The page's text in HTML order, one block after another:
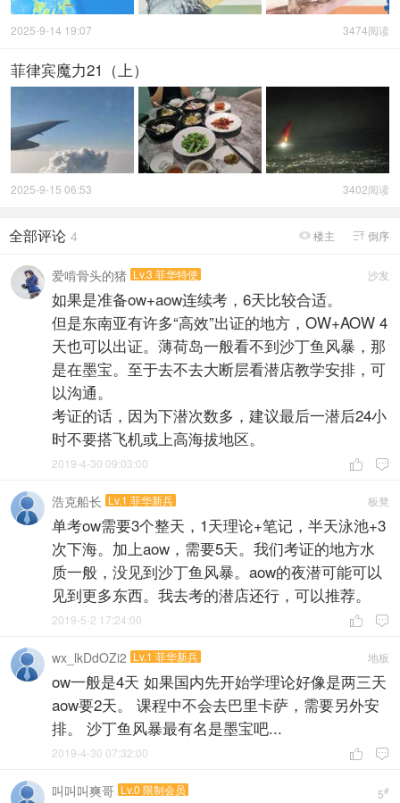
3474阅读
2025-9-14 19:07
菲律宾魔力21（上）
3402阅读
2025-9-15 06:53
 楼主  倒序
全部评论 4
沙发
爱啃骨头的猪 Lv.3 菲华特使
如果是准备ow+aow连续考，6天比较合适。
但是东南亚有许多“高效”出证的地方，OW+AOW 4
天也可以出证。薄荷岛一般看不到沙丁鱼风暴，那
是在墨宝。至于去不去大断层看潜店教学安排，可
以沟通。
考证的话，因为下潜次数多，建议最后一潜后24小
时不要搭飞机或上高海拔地区。
 
2019-4-30 09:03:00
板凳
浩克船长 Lv.1 菲华新兵
单考ow需要3个整天，1天理论+笔记，半天泳池+3
次下海。加上aow，需要5天。我们考证的地方水
质一般，没见到沙丁鱼风暴。aow的夜潜可能可以
见到更多东西。我去考的潜店还行，可以推荐。
 
2019-5-2 17:24:00
地板
wx_lkDdOZi2 Lv.1 菲华新兵
ow一般是4天 如果国内先开始学理论好像是两三天
aow要2天。 课程中不会去巴里卡萨，需要另外安
排。 沙丁鱼风暴最有名是墨宝吧...
 
2019-4-30 07:32:00
5#
叫叫叫爽哥 Lv.0 限制会员